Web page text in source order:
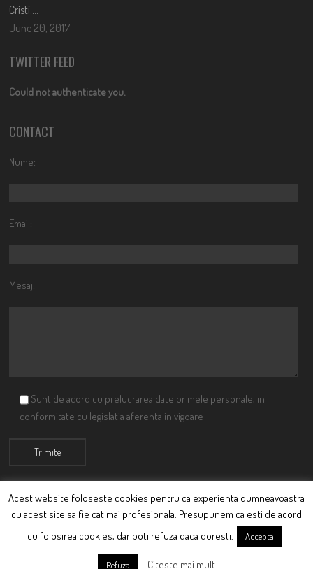
Cristi….
June 20, 2017
TWITTER FEED
Could not authenticate you.
CONTACT
Nume:
Email:
Mesaj:
Sunt de acord cu prelucrarea datelor mele personale, in
conformitate cu legislatia aferenta in vigoare
© Ciutacu 2015 Parte a Imperiului Ciutacesc.
Acest website foloseste cookies pentru ca experienta dumneavoastra
cu acest site sa fie cat mai profesionala. Presupunem ca esti de acord
cu folosirea cookies, dar poti refuza daca doresti.
Accepta
Refuza Citeste mai mult